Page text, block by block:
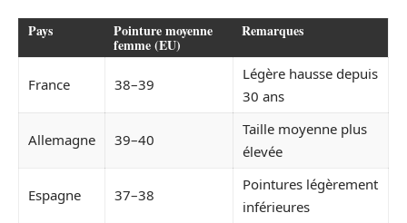
Pays Pointure moyenne
femme (EU)
Remarques
France 38–39
Légère hausse depuis
30 ans
Allemagne 39–40
Taille moyenne plus
élevée
Espagne 37–38
Pointures légèrement
inférieures